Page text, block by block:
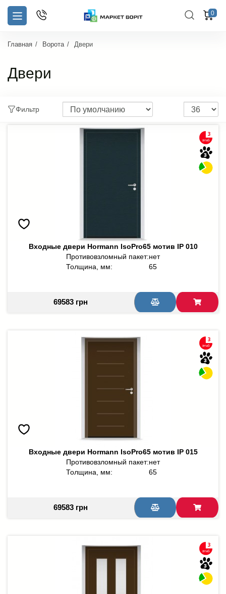
0
Главная Ворота Двери
Двери
Фильтр
Входные двери Hormann IsoPro65 мотив IP 010
Противовзломный пакет:нет
Толщина, мм:
65
69583 грн
Входные двери Hormann IsoPro65 мотив IP 015
Противовзломный пакет:нет
Толщина, мм:
65
69583 грн